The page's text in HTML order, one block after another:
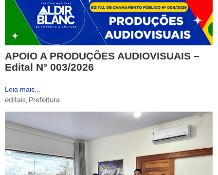
APOIO A PRODUÇÕES AUDIOVISUAIS –
Edital N° 003/2026
Leia mais...
editais Prefeitura